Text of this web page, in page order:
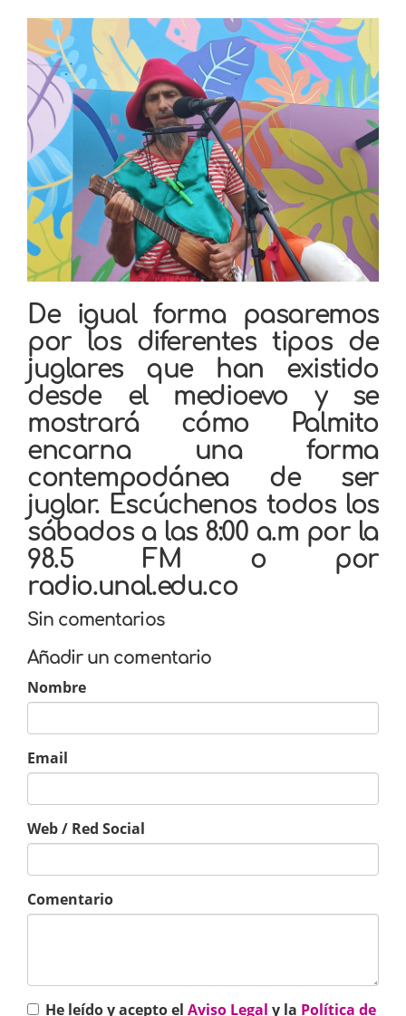
De igual forma pasaremos
por los diferentes tipos de
juglares que han existido
desde el medioevo y se
mostrará cómo Palmito
encarna una forma
contempodánea de ser
juglar. Escúchenos todos los
sábados a las 8:00 a.m por la
98.5 FM o por
radio.unal.edu.co
Sin comentarios
Añadir un comentario
Nombre
Email
Web / Red Social
Comentario
He leído y acepto el Aviso Legal y la Política de